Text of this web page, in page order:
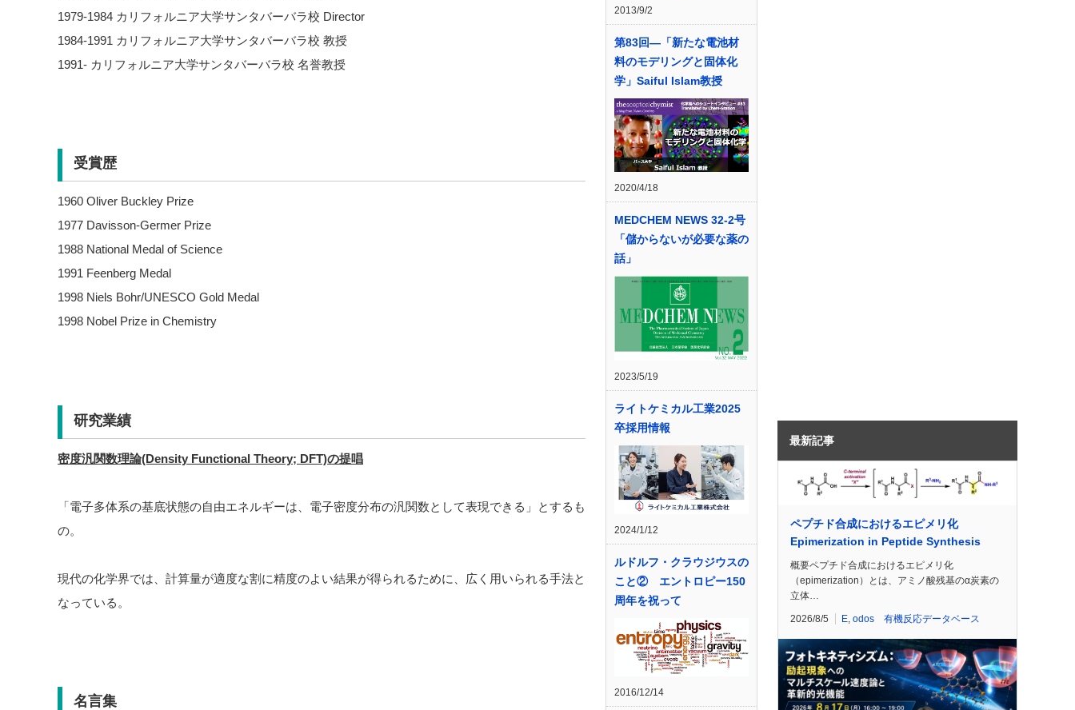
1979-1984 カリフォルニア大学サンタバーバラ校 Director
1984-1991 カリフォルニア大学サンタバーバラ校 教授
1991- カリフォルニア大学サンタバーバラ校 名誉教授
受賞歴
1960 Oliver Buckley Prize
1977 Davisson-Germer Prize
1988 National Medal of Science
1991 Feenberg Medal
1998 Niels Bohr/UNESCO Gold Medal
1998 Nobel Prize in Chemistry
研究業績
密度汎関数理論(Density Functional Theory; DFT)の提唱
「電子多体系の基底状態の自由エネルギーは、電子密度分布の汎関数として表現できる」とするも
の。
現代の化学界では、計算量が適度な割に精度のよい結果が得られるために、広く用いられる手法と
なっている。
名言集
2013/9/2
第83回―「新たな電池材
料のモデリングと固体化
学」Saiful Islam教授
2020/4/18
MEDCHEM NEWS 32-2号
「儲からないが必要な薬の
話」
2023/5/19
ライトケミカル工業2025
卒採用情報
2024/1/12
ルドルフ・クラウジウスの
こと② エントロピー150
周年を祝って
2016/12/14
最新記事
ペプチド合成におけるエピメリ化
Epimerization in Peptide Synthesis
概要ペプチド合成におけるエピメリ化
（epimerization）とは、アミノ酸残基のα炭素の
立体…
2026/8/5 E, odos 有機反応データベース